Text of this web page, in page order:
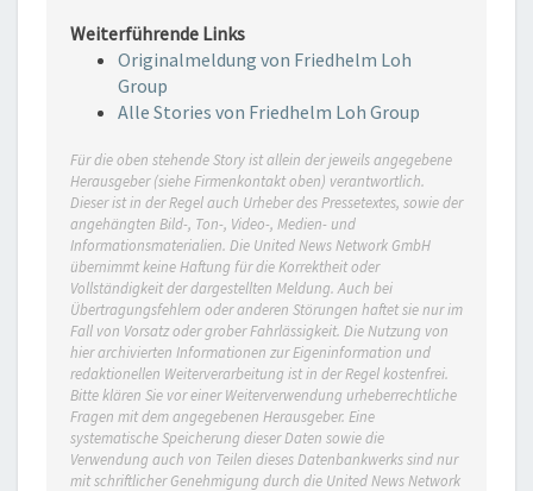
Weiterführende Links
Originalmeldung von Friedhelm Loh
Group
Alle Stories von Friedhelm Loh Group
Für die oben stehende Story ist allein der jeweils angegebene
Herausgeber (siehe Firmenkontakt oben) verantwortlich.
Dieser ist in der Regel auch Urheber des Pressetextes, sowie der
angehängten Bild-, Ton-, Video-, Medien- und
Informationsmaterialien. Die United News Network GmbH
übernimmt keine Haftung für die Korrektheit oder
Vollständigkeit der dargestellten Meldung. Auch bei
Übertragungsfehlern oder anderen Störungen haftet sie nur im
Fall von Vorsatz oder grober Fahrlässigkeit. Die Nutzung von
hier archivierten Informationen zur Eigeninformation und
redaktionellen Weiterverarbeitung ist in der Regel kostenfrei.
Bitte klären Sie vor einer Weiterverwendung urheberrechtliche
Fragen mit dem angegebenen Herausgeber. Eine
systematische Speicherung dieser Daten sowie die
Verwendung auch von Teilen dieses Datenbankwerks sind nur
mit schriftlicher Genehmigung durch die United News Network